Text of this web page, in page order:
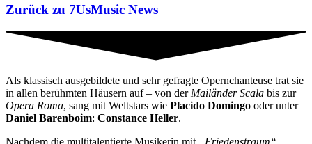
Zurück zu 7UsMusic News
Als klassisch ausgebildete und sehr gefragte Opernchanteuse trat sie
in allen berühmten Häusern auf – von der Mailänder Scala bis zur
Opera Roma, sang mit Weltstars wie Placido Domingo oder unter
Daniel Barenboim: Constance Heller.